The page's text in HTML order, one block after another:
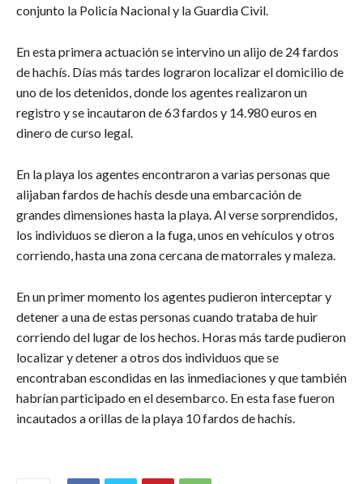
conjunto la Policía Nacional y la Guardia Civil.
En esta primera actuación se intervino un alijo de 24 fardos
de hachís. Días más tardes lograron localizar el domicilio de
uno de los detenidos, donde los agentes realizaron un
registro y se incautaron de 63 fardos y 14.980 euros en
dinero de curso legal.
En la playa los agentes encontraron a varias personas que
alijaban fardos de hachís desde una embarcación de
grandes dimensiones hasta la playa. Al verse sorprendidos,
los individuos se dieron a la fuga, unos en vehículos y otros
corriendo, hasta una zona cercana de matorrales y maleza.
En un primer momento los agentes pudieron interceptar y
detener a una de estas personas cuando trataba de huir
corriendo del lugar de los hechos. Horas más tarde pudieron
localizar y detener a otros dos individuos que se
encontraban escondidas en las inmediaciones y que también
habrían participado en el desembarco. En esta fase fueron
incautados a orillas de la playa 10 fardos de hachís.